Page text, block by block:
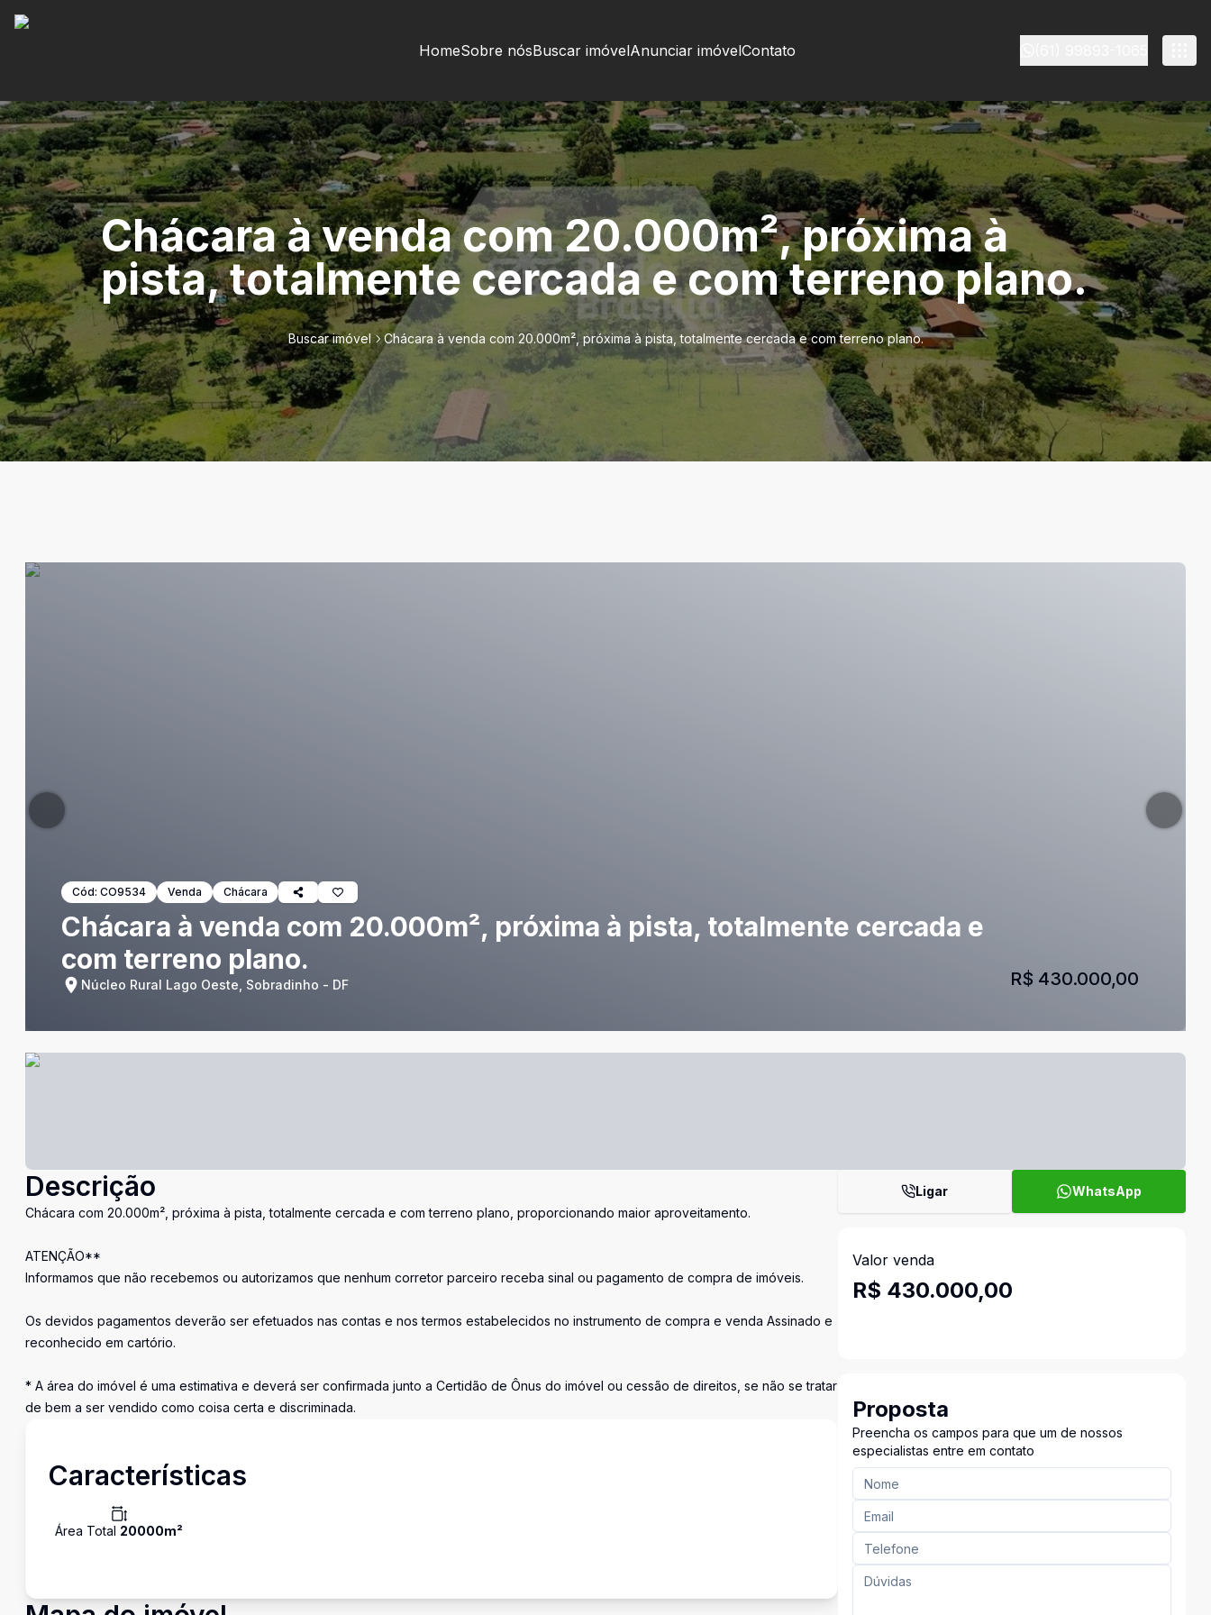
HomeSobre nósBuscar imóvelAnunciar imóvelContato
Chácara à venda com 20.000m², próxima à
pista, totalmente cercada e com terreno plano.
Buscar imóvel Chácara à venda com 20.000m², próxima à pista, totalmente cercada e com terreno plano.
Cód: CO9534 Venda Chácara
Chácara à venda com 20.000m², próxima à pista, totalmente cercada e
com terreno plano.
Núcleo Rural Lago Oeste, Sobradinho - DF R$ 430.000,00
Descrição
Chácara com 20.000m², próxima à pista, totalmente cercada e com terreno plano, proporcionando maior aproveitamento.
ATENÇÃO**
Informamos que não recebemos ou autorizamos que nenhum corretor parceiro receba sinal ou pagamento de compra de imóveis.
Os devidos pagamentos deverão ser efetuados nas contas e nos termos estabelecidos no instrumento de compra e venda Assinado e
reconhecido em cartório.
* A área do imóvel é uma estimativa e deverá ser confirmada junto a Certidão de Ônus do imóvel ou cessão de direitos, se não se tratar
de bem a ser vendido como coisa certa e discriminada.
Características
Área Total 20000m²
Ligar WhatsApp
Valor venda
R$ 430.000,00
Proposta
Preencha os campos para que um de nossos
especialistas entre em contato